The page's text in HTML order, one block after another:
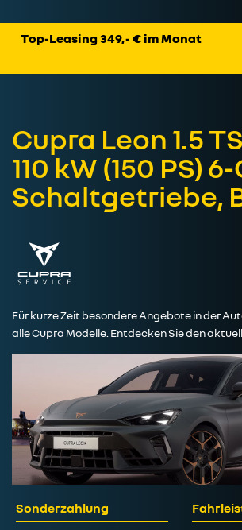
Top-Leasing 349,- € im Monat
Cupra Leon 1.5
110 kW (150 PS)
Schaltgetriebe,
Für kurze Zeit besondere Angebote in der
alle Cupra Modelle. Entdecken Sie den
Sonderzahlung